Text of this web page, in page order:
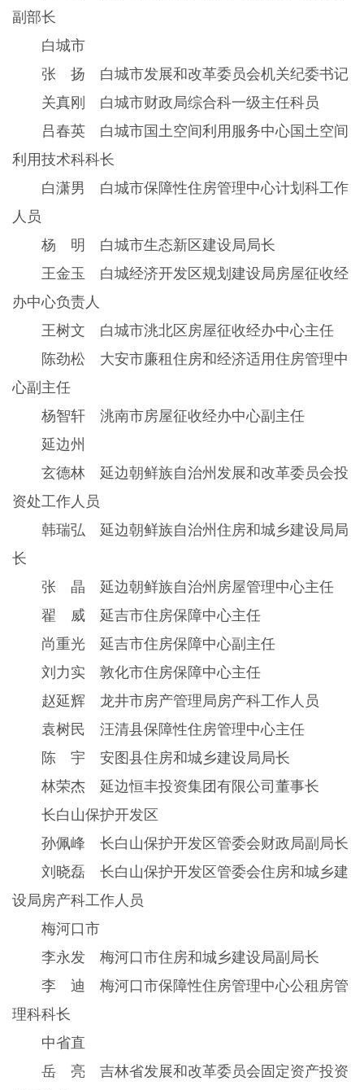
副部长
白城市
张 扬 白城市发展和改革委员会机关纪委书记
关真刚 白城市财政局综合科一级主任科员
吕春英 白城市国土空间利用服务中心国土空间
利用技术科科长
白潇男 白城市保障性住房管理中心计划科工作
人员
杨 明 白城市生态新区建设局局长
王金玉 白城经济开发区规划建设局房屋征收经
办中心负责人
王树文 白城市洮北区房屋征收经办中心主任
陈劲松 大安市廉租住房和经济适用住房管理中
心副主任
杨智轩 洮南市房屋征收经办中心副主任
延边州
玄德林 延边朝鲜族自治州发展和改革委员会投
资处工作人员
韩瑞弘 延边朝鲜族自治州住房和城乡建设局局
长
张 晶 延边朝鲜族自治州房屋管理中心主任
翟 威 延吉市住房保障中心主任
尚重光 延吉市住房保障中心副主任
刘力实 敦化市住房保障中心主任
赵延辉 龙井市房产管理局房产科工作人员
袁树民 汪清县保障性住房管理中心主任
陈 宇 安图县住房和城乡建设局局长
林荣杰 延边恒丰投资集团有限公司董事长
长白山保护开发区
孙佩峰 长白山保护开发区管委会财政局副局长
刘晓磊 长白山保护开发区管委会住房和城乡建
设局房产科工作人员
梅河口市
李永发 梅河口市住房和城乡建设局副局长
李 迪 梅河口市保障性住房管理中心公租房管
理科科长
中省直
岳 亮 吉林省发展和改革委员会固定资产投资